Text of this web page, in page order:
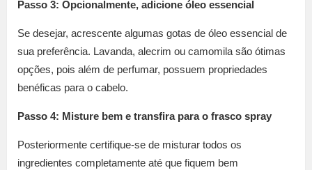
Passo 3: Opcionalmente, adicione óleo essencial
Se desejar, acrescente algumas gotas de óleo essencial de
sua preferência. Lavanda, alecrim ou camomila são ótimas
opções, pois além de perfumar, possuem propriedades
benéficas para o cabelo.
Passo 4: Misture bem e transfira para o frasco spray
Posteriormente certifique-se de misturar todos os
ingredientes completamente até que fiquem bem